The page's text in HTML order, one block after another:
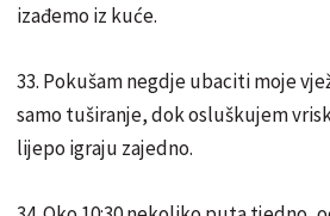
izađemo iz kuće.
33. Pokušam negdje ubaciti moje
samo tuširanje, dok osluškujem
lijepo igraju zajedno.